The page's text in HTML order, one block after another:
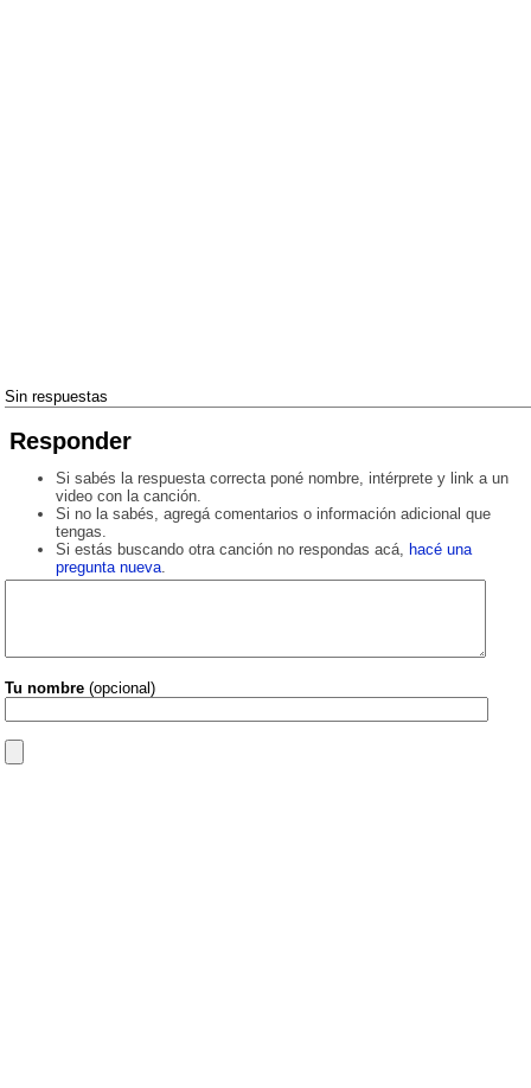
Sin respuestas
Responder
Si sabés la respuesta correcta poné nombre, intérprete y link a un
video con la canción.
Si no la sabés, agregá comentarios o información adicional que
tengas.
Si estás buscando otra canción no respondas acá, hacé una
pregunta nueva.
Tu nombre (opcional)